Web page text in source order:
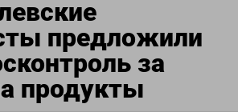
предложили
за
продукты